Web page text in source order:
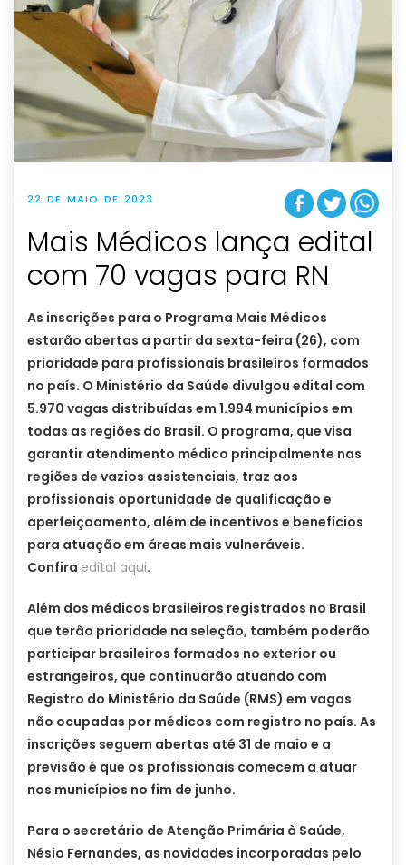
22 DE MAIO DE 2023
Mais Médicos lança edital
com 70 vagas para RN
As inscrições para o Programa Mais Médicos
estarão abertas a partir da sexta-feira (26), com
prioridade para profissionais brasileiros formados
no país. O Ministério da Saúde divulgou edital com
5.970 vagas distribuídas em 1.994 municípios em
todas as regiões do Brasil. O programa, que visa
garantir atendimento médico principalmente nas
regiões de vazios assistenciais, traz aos
profissionais oportunidade de qualificação e
aperfeiçoamento, além de incentivos e benefícios
para atuação em áreas mais vulneráveis.
Confira edital aqui.
Além dos médicos brasileiros registrados no Brasil
que terão prioridade na seleção, também poderão
participar brasileiros formados no exterior ou
estrangeiros, que continuarão atuando com
Registro do Ministério da Saúde (RMS) em vagas
não ocupadas por médicos com registro no país. As
inscrições seguem abertas até 31 de maio e a
previsão é que os profissionais comecem a atuar
nos municípios no fim de junho.
Para o secretário de Atenção Primária à Saúde,
Nésio Fernandes, as novidades incorporadas pelo